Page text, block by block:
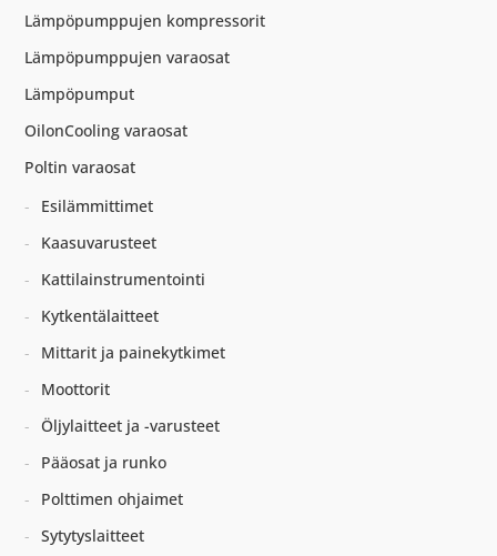
Lämpöpumppujen kompressorit
Lämpöpumppujen varaosat
Lämpöpumput
OilonCooling varaosat
Poltin varaosat
Esilämmittimet
Kaasuvarusteet
Kattilainstrumentointi
Kytkentälaitteet
Mittarit ja painekytkimet
Moottorit
Öljylaitteet ja -varusteet
Pääosat ja runko
Polttimen ohjaimet
Sytytyslaitteet